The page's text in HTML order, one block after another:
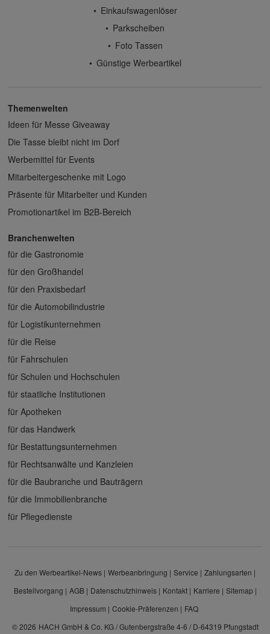
Einkaufswagenlöser
Parkscheiben
Foto Tassen
Günstige Werbeartikel
Themenwelten
Ideen für Messe Giveaway
Die Tasse bleibt nicht im Dorf
Werbemittel für Events
Mitarbeitergeschenke mit Logo
Präsente für Mitarbeiter und Kunden
Promotionartikel im B2B-Bereich
Branchenwelten
für die Gastronomie
für den Großhandel
für den Praxisbedarf
für die Automobilindustrie
für Logistikunternehmen
für die Reise
für Fahrschulen
für Schulen und Hochschulen
für staatliche Institutionen
für Apotheken
für das Handwerk
für Bestattungsunternehmen
für Rechtsanwälte und Kanzleien
für die Baubranche und Bauträgern
für die Immobilienbranche
für Pflegedienste
Zu den Werbeartikel-News Werbeanbringung Service
Zahlungsarten
Bestellvorgang
AGB Datenschutzhinweis Kontakt Karriere
Sitemap
Impressum
Cookie-Präferenzen
FAQ
© 2026 HACH GmbH & Co. KG / Gutenbergstraße 4-6 / D-64319 Pfungstadt